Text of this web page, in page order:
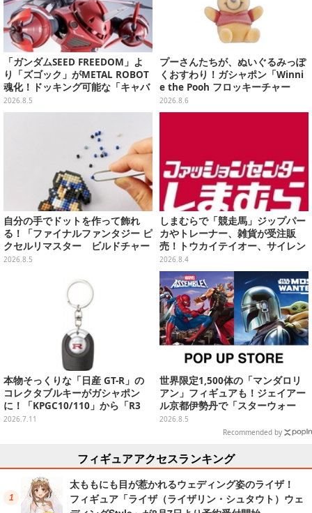
「ガンダムSEED FREEDOM」よ
り「ズゴック」がMETAL ROBOT
魂化！ドッキング可能な「キャバ
リアーアイフリッド」も同時に予
約開始
2026.8.5
プーさんたちが、ぬいぐるみっぽ
くおすわり！ガシャポン「Winni
e the Pooh フロッキーチャー
ム」ふわふわでどれも可愛い全4
種
2026.8.6
自分の手でドットを作って飾れ
る！「ファイナルファンタジー ピ
クセルリマスター ビルドチャー
ムコレクション Vol.3」が予約
2026.8.5
しまむらで「競走馬」ジップパー
カやトレーナー、雑貨が受注販
売！トウカイテイオー、サイレン
ススズカなど名馬5頭をデザイン
2026.8.4
本物そっくりな「日産 GT-R」の
コレクタブルキーがガシャポン
に！「KPGC10/110」から「R3
5」まで歴代6種
2026.7.11
世界限定1,500体の「マンダロリ
アン」フィギュアも！ジェイアー
ル京都伊勢丹で「スターウォー
ズ」&「マーベル」ポップアップ
2026.8.5
Recommended by
フィギュアアクセスランキング
太ももにも目が惹かれるウェディング姿のライザ！
フィギュア「ライザ（ライザリン・シュタウト）ウェ